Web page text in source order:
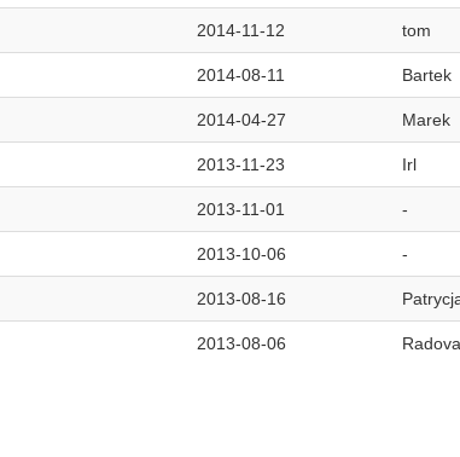
2014-11-12 tom
2014-08-11 Bartek
2014-04-27 Marek
2013-11-23 Irl
2013-11-01 -
2013-10-06 -
2013-08-16
2013-08-06